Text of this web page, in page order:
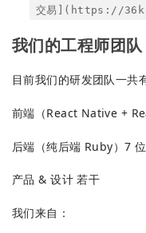
交易](https://
我们的工程师团队
目前我们的研发团队一共
前端（React Native +
后端（纯后端 Ruby）7 位
产品 & 设计 若干
我们来自：